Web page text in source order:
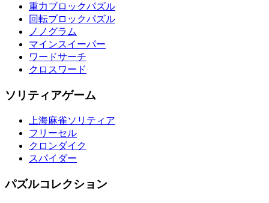
重力ブロックパズル
回転ブロックパズル
ノノグラム
マインスイーパー
ワードサーチ
クロスワード
ソリティアゲーム
上海麻雀ソリティア
フリーセル
クロンダイク
スパイダー
パズルコレクション